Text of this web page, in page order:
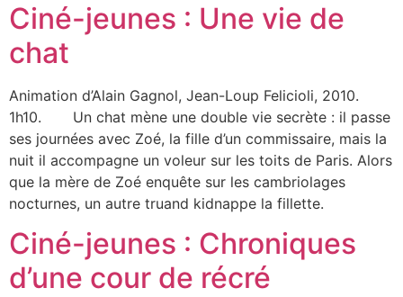
Ciné-jeunes : Une vie de
chat
Animation d’Alain Gagnol, Jean-Loup Felicioli, 2010.
1h10. Un chat mène une double vie secrète : il passe
ses journées avec Zoé, la fille d’un commissaire, mais la
nuit il accompagne un voleur sur les toits de Paris. Alors
que la mère de Zoé enquête sur les cambriolages
nocturnes, un autre truand kidnappe la fillette.
Ciné-jeunes : Chroniques
d’une cour de récré